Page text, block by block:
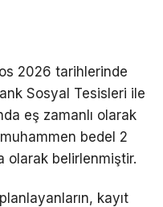
2026 tarihlerinde
Sosyal Tesisleri ile
eş zamanlı olarak
bedel 2
olarak belirlenmiştir.
kayıt